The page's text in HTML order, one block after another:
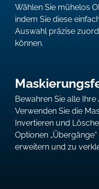
Wählen Sie mühelos
indem Sie diese
Auswahl präzise
können.
Bewahren Sie alle
Verwenden Sie die
Invertieren und
Optionen
erweitern und zu